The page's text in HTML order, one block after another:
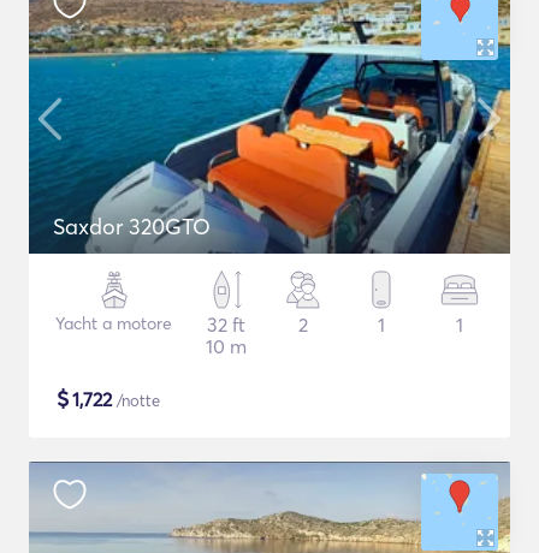
Saxdor 320GTO
Yacht a motore
32 ft
10 m
2 1 1
$1,722/notte